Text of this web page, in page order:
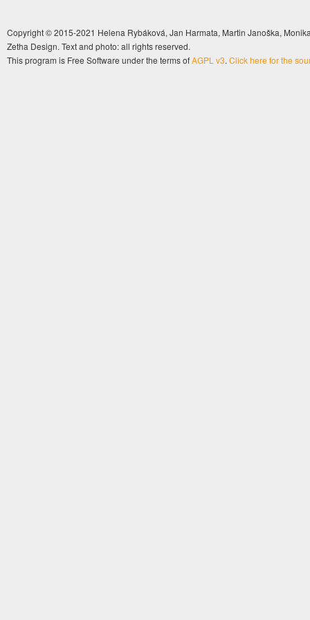
Copyright © 2015-2021 Helena Rybáková, Jan Harmata, Martin Janoška,
Zetha Design. Text and photo: all rights reserved.
This program is Free Software under the terms ofAGPL v3. Click here for the